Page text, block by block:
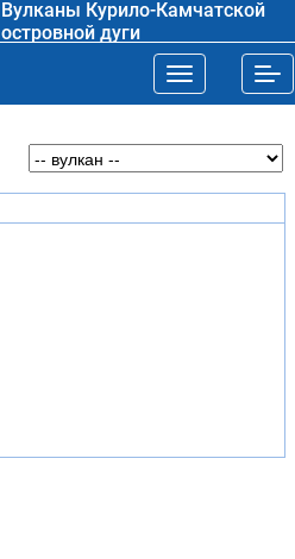
Вулканы Курило-Камчатской
островной дуги
Toggle